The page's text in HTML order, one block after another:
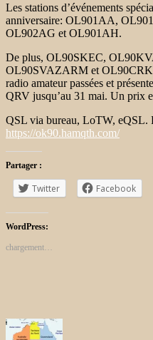
Les stations d’événements
anniversaire: OL901AA,
OL902AG et OL901AH.
De plus, OL90SKEC,
OL90SVAZARM et OL90CRK
radio amateur passées et
QRV jusqu’au 31 mai. Un prix
QSL via bureau, LoTW, eQSL.
https://ok90.hamqth.com/
Partager :
Twitter Facebook
WordPress:
chargement…